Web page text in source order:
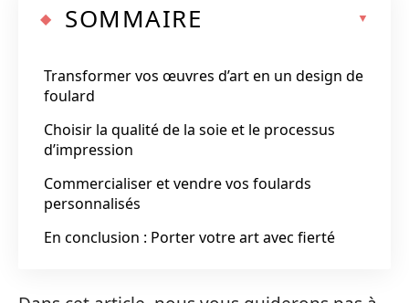
SOMMAIRE
Transformer vos œuvres d’art en un design de
foulard
Choisir la qualité de la soie et le processus
d’impression
Commercialiser et vendre vos foulards
personnalisés
En conclusion : Porter votre art avec fierté